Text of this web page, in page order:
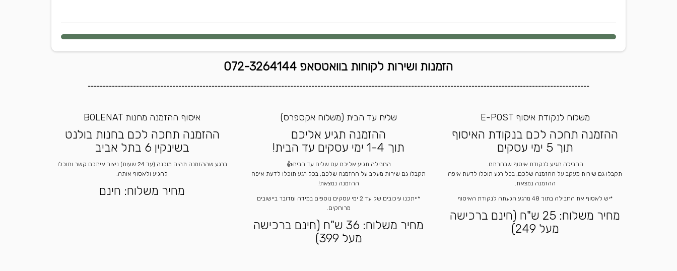
הזמנות ושירות לקוחות בוואטסאפ 072-3264144
----------------------------------------------------------------------------------------------------------------------------------------------------------------------
משלוח לנקודת איסוף E-POST
ההזמנה תחכה לכם בנקודת האיסוף
תוך 5 ימי עסקים
החבילה תגיע לנקודת איסוף שבחרתם.
תקבלו גם שירות מעקב על ההזמנה שלכם, בכל רגע תוכלו לדעת איפה
ההזמנה נמצאת.
*יש לאסוף את החבילה בתוך 48 מרגע הגעתה לנקודת האיסוף
מחיר משלוח: 25 ש"ח (חינם ברכישה
מעל 249)
שליח עד הבית (משלוח אקספרס)
ההזמנה תגיע אליכם
תוך 1-4 ימי עסקים עד הבית!
החבילה תגיע אליכם עם שליח עד הבית👍
תקבלו גם שירות מעקב על ההזמנה שלכם, בכל רגע תוכלו לדעת איפה
ההזמנה נמצאת!
*ייתכנו עיכובים של עד 2 ימי עסקים נוספים במידה ומדובר ביישובים
מרוחקים.
מחיר משלוח: 36 ש"ח (חינם ברכישה
מעל 399)
איסוף ההזמנה מחנות BOLENAT
ההזמנה תחכה לכם בחנות בולנט
בשינקין 6 בתל אביב
ברגע שההזמנה תהיה מוכנה (עד 24 שעות) ניצור איתכם קשר ותוכלו
להגיע ולאסוף אותה.
מחיר משלוח: חינם